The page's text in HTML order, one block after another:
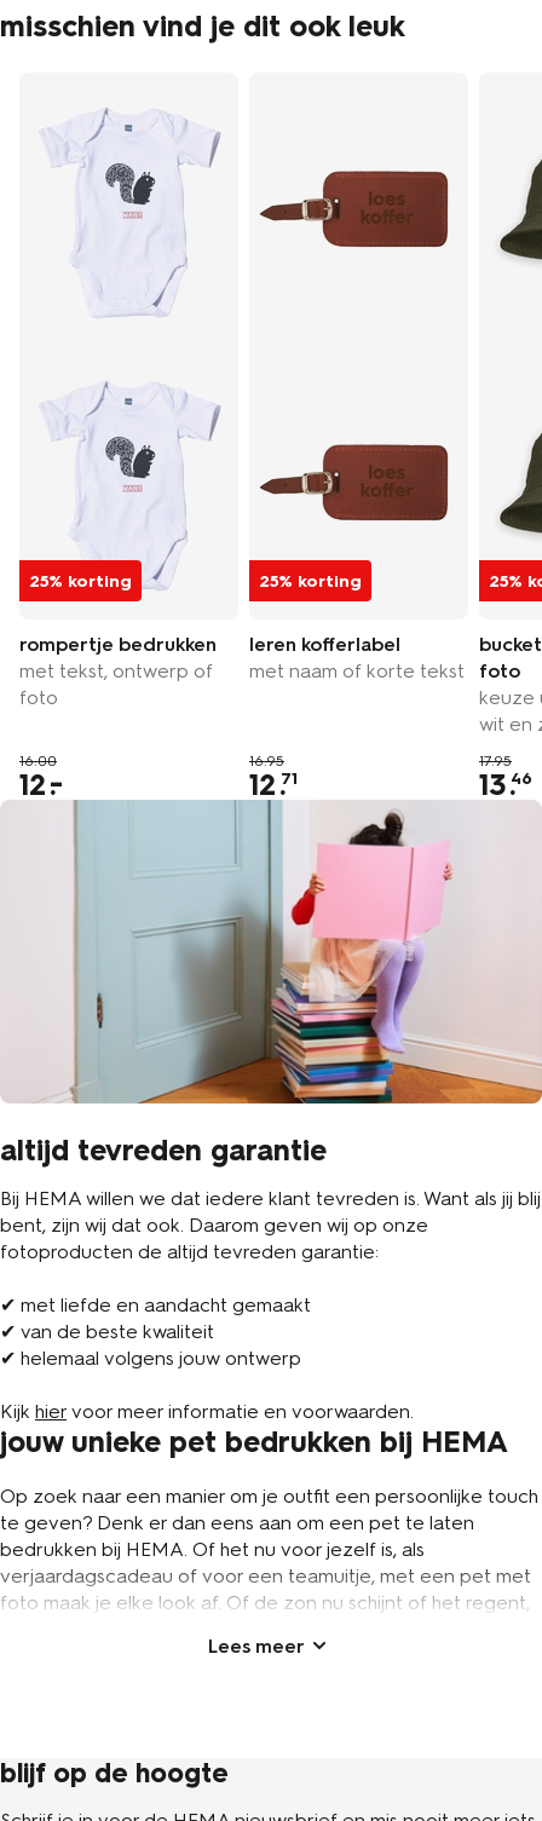
misschien vind je dit ook leuk
25% korting
rompertje bedrukken
met tekst, ontwerp of
foto
16.00
12
25% korting
leren kofferlabel
met naam of korte tekst
16.95
12.71
25%
foto
keuze
wit en
17.95
13.46
altijd tevreden garantie
Bij HEMA willen we dat iedere klant tevreden is. Want als jij blij
bent, zijn wij dat ook. Daarom geven wij op onze
fotoproducten de altijd tevreden garantie:
✔ met liefde en aandacht gemaakt
✔ van de beste kwaliteit
✔ helemaal volgens jouw ontwerp
Kijk hier voor meer informatie en voorwaarden.
jouw unieke pet bedrukken bij HEMA
Op zoek naar een manier om je outfit een persoonlijke touch
te geven? Denk er dan eens aan om een pet te laten
bedrukken bij HEMA. Of het nu voor jezelf is, als
verjaardagscadeau of voor een teamuitje, met een pet met
foto maak je elke look af. Of de zon nu schijnt of het regent,
mooi item is, is hij ook nog eens praktisch. Op een mooie dag
kies voor een gepersonaliseerd
cadeau: een pet met tekst
blijf op de hoogte